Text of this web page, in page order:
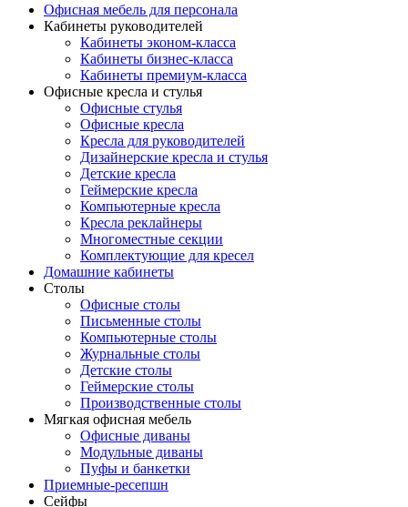
Офисная мебель для персонала
Кабинеты руководителей
Кабинеты эконом-класса
Кабинеты бизнес-класса
Кабинеты премиум-класса
Офисные кресла и стулья
Офисные стулья
Офисные кресла
Кресла для руководителей
Дизайнерские кресла и стулья
Детские кресла
Геймерские кресла
Компьютерные кресла
Кресла реклайнеры
Многоместные секции
Комплектующие для кресел
Домашние кабинеты
Столы
Офисные столы
Письменные столы
Компьютерные столы
Журнальные столы
Детские столы
Геймерские столы
Производственные столы
Мягкая офисная мебель
Офисные диваны
Модульные диваны
Пуфы и банкетки
Приемные-ресепшн
Сейфы